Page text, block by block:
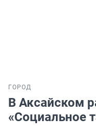
ГОРОД
В Аксайском
«Социальное